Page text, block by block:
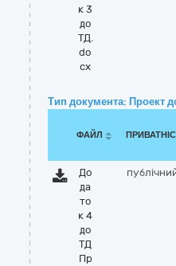
к 3
до
ТД.
do
cx
Тип документа: Проект
ФАЙЛ
До
да
то
к 4
до
ТД
Пр